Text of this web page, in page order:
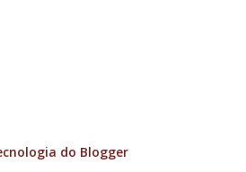
resistência, de ocupação das ruas e
do Blogger